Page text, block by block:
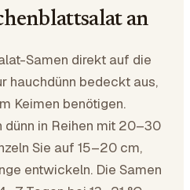
an
Samen direkt auf die
hauchdünn bedeckt aus,
Keimen benötigen.
dünn in Reihen mit 20–30
Sie auf 15–20 cm,
entwickeln. Die Samen